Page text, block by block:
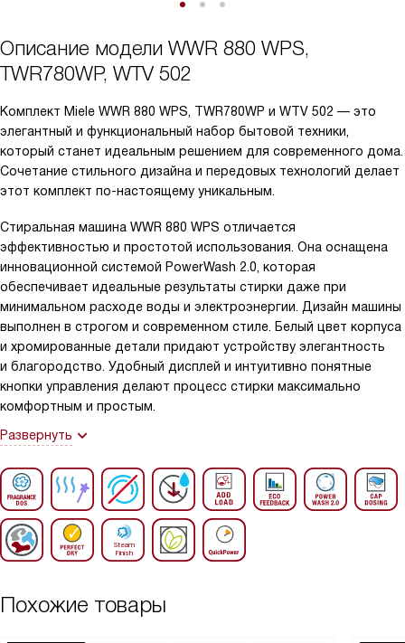
Описание модели WWR 880 WPS,
TWR780WP, WTV 502
Комплект Miele WWR 880 WPS, TWR780WP и WTV 502 — это
элегантный и функциональный набор бытовой техники,
который станет идеальным решением для современного дома.
Сочетание стильного дизайна и передовых технологий делает
этот комплект по-настоящему уникальным.
Стиральная машина WWR 880 WPS отличается
эффективностью и простотой использования. Она оснащена
инновационной системой PowerWash 2.0, которая
обеспечивает идеальные результаты стирки даже при
минимальном расходе воды и электроэнергии. Дизайн машины
выполнен в строгом и современном стиле. Белый цвет корпуса
и хромированные детали придают устройству элегантность
и благородство. Удобный дисплей и интуитивно понятные
кнопки управления делают процесс стирки максимально
комфортным и простым.
Развернуть
Похожие товары